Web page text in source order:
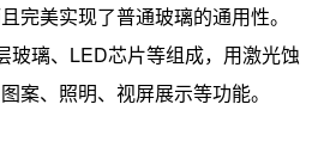
完美实现了普通玻璃的通用性。
璃、LED芯片等组成，用激光蚀
案、照明、视屏展示等功能。